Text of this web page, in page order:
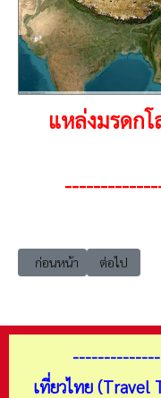
แหล่งมรดก
เนื้อหาก่อนหน้า: แหล่งมร
ก่อนหน้า เนื้อหาถัดไ
ต่อไป
เที่ยวไทย (Travel